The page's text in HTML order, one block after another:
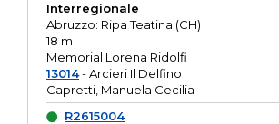
Interregionale
Abruzzo: Ripa Teatina (CH)
18 m
Memorial Lorena Ridolfi
13014- Arcieri Il Delfino
Capretti, Manuela Cecilia
R2615004